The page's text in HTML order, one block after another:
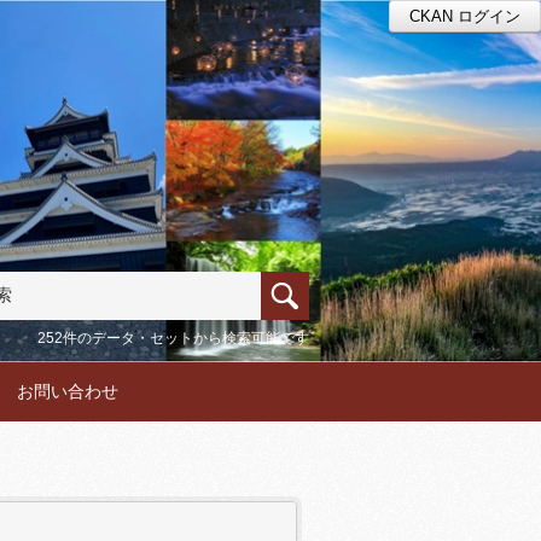
CKAN ログイン
252件のデータ・セットから検索可能です
お問い合わせ